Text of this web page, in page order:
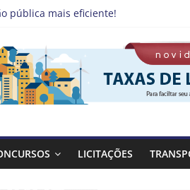
pública mais eficiente!
cronograma dos editais da PNAB
contra a Febre Amarela na região
LICITAÇÕES